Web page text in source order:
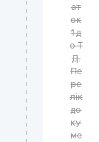
ат
ок
1 д
о Т
Д.
Пе
ре
лік
до
ку
ме